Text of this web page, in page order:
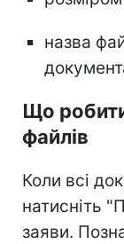
назва
Що
файлів
Коли всі
натисніть
заяви.